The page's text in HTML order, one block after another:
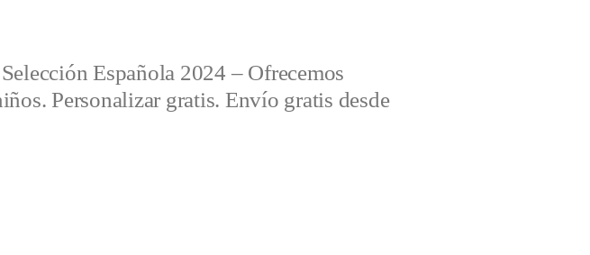
Española 2024 – Ofrecemos
Personalizar gratis. Envío gratis desde